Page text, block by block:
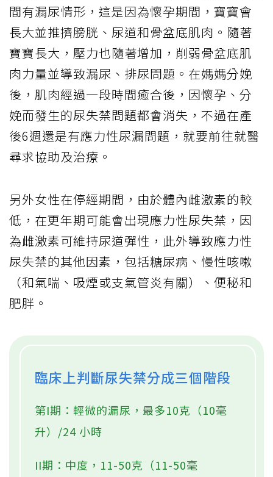
間有漏尿情形，這是因為懷孕期間，寶寶會
長大並推擠膀胱、尿道和骨盆底肌肉。隨著
寶寶長大，壓力也隨著增加，削弱骨盆底肌
肉力量並導致漏尿、排尿問題。在媽媽分娩
後，肌肉經過一段時間癒合後，因懷孕、分
娩而發生的尿失禁問題都會消失，不過在產
後6週還是有應力性尿漏問題，就要前往就醫
尋求協助及治療。
另外女性在停經期間，由於體內雌激素的較
低，在更年期可能會出現應力性尿失禁，因
為雌激素可維持尿道彈性，此外導致應力性
尿失禁的其他因素，包括糖尿病、慢性咳嗽
（和氣喘、吸煙或支氣管炎有關）、便秘和
肥胖。
臨床上判斷尿失禁分成三個階段
第I期：輕微的漏尿，最多10克（10毫
升）/24 小時
II期：中度，11-50克（11-50毫